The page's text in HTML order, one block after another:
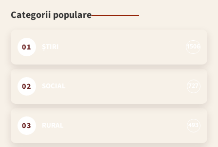
Categorii populare
01
02
03